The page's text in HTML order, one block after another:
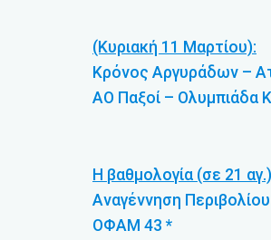
(Κυριακή 11 Μαρτίου):
Κρόνος Αργυράδων –
ΑΟ Παξοί – Ολυμπιάδα
Η βαθμολογία (σε 21
Αναγέννηση
ΟΦΑΜ 43 *